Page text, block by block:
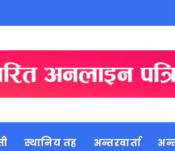
स्थानिय तह अन्तरवार्ता